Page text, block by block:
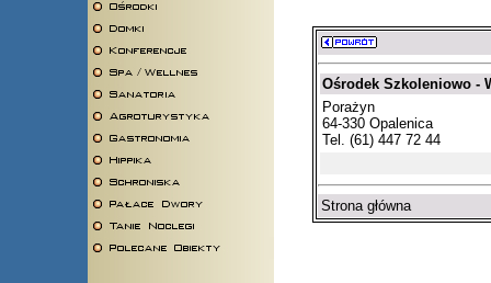
Ośrodek Szkoleniowo -
Porażyn
64-330 Opalenica
Tel. (61) 447 72 44
Strona główna